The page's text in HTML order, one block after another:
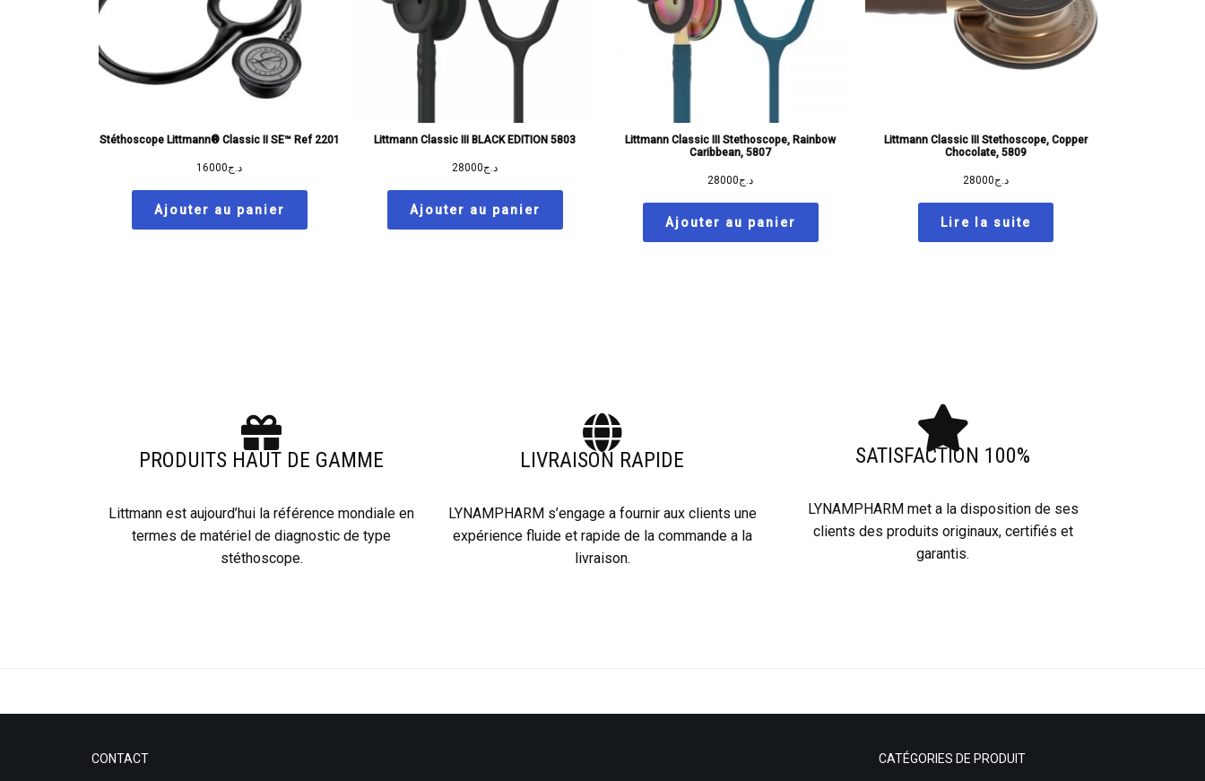
Stéthoscope Littmann® Classic II SE™ Ref 2201
د.ج16000
Ajouter au panier
Littmann Classic III BLACK EDITION 5803
د.ج28000
Ajouter au panier
Littmann Classic III Stethoscope, Rainbow
Caribbean, 5807
د.ج28000
Ajouter au panier
Littmann Classic III Stethoscope, Copper
Chocolate, 5809
د.ج28000
Lire la suite
PRODUITS HAUT DE GAMME
Littmann est aujourd’hui la référence mondiale en
termes de matériel de diagnostic de type
stéthoscope.
LIVRAISON RAPIDE
LYNAMPHARM s’engage a fournir aux clients une
expérience fluide et rapide de la commande a la
livraison.
SATISFACTION 100%
LYNAMPHARM met a la disposition de ses
clients des produits originaux, certifiés et
garantis.
CONTACT CATÉGORIES DE PRODUIT